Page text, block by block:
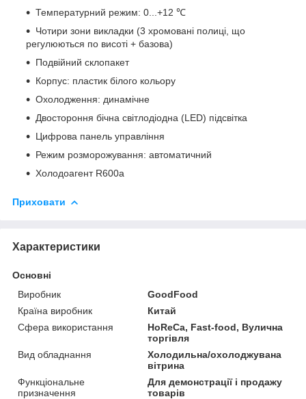
Температурний режим: 0...+12 ℃
Чотири зони викладки (3 хромовані полиці, що
регулюються по висоті + базова)
Подвійний склопакет
Корпус: пластик білого кольору
Охолодження: динамічне
Двостороння бічна світлодіодна (LED) підсвітка
Цифрова панель управління
Режим розморожування: автоматичний
Холодоагент R600a
Приховати
Характеристики
Основні
Виробник
GoodFood
Країна виробник
Китай
Сфера використання
HoReCa, Fast-food, Вулична
торгівля
Вид обладнання
Холодильна/охолоджувана
вітрина
Функціональне
призначення
Для демонстрації і продажу
товарів